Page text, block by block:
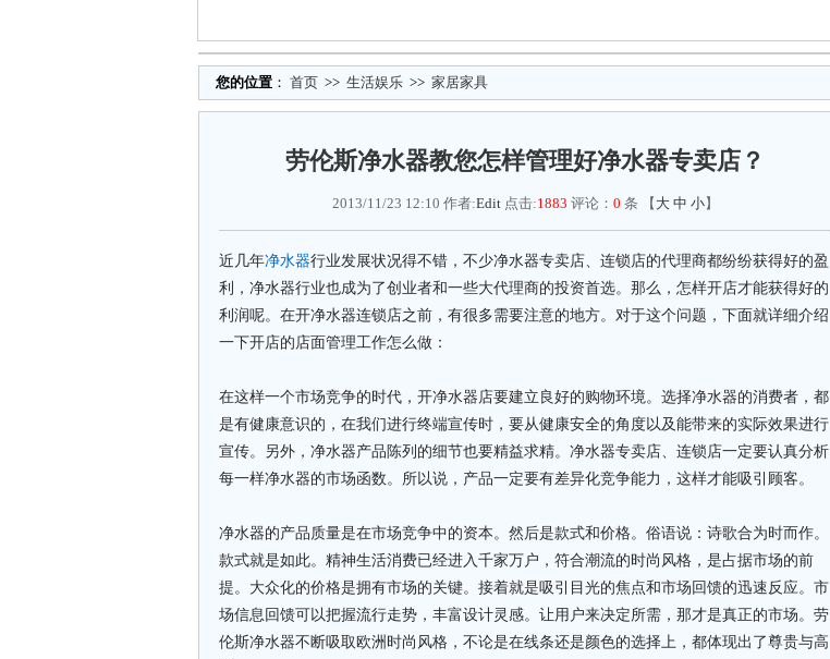
您的位置 ： 首页 >> 生活娱乐 >> 家居家具
劳伦斯净水器教您怎样管理好净水器专卖店？
2013/11/23 12:10 作者:Edit点击:1883 评论： 0 条 【 大 中 小】
近几年净水器行业发展状况得不错，不少净水器专卖店、连锁店的代理商都纷纷获得好的盈
利，净水器行业也成为了创业者和一些大代理商的投资首选。那么，怎样开店才能获得好的
利润呢。在开净水器连锁店之前，有很多需要注意的地方。对于这个问题，下面就详细介绍
一下开店的店面管理工作怎么做：
在这样一个市场竞争的时代，开净水器店要建立良好的购物环境。选择净水器的消费者，都
是有健康意识的，在我们进行终端宣传时，要从健康安全的角度以及能带来的实际效果进行
宣传。另外，净水器产品陈列的细节也要精益求精。净水器专卖店、连锁店一定要认真分析
每一样净水器的市场函数。所以说，产品一定要有差异化竞争能力，这样才能吸引顾客。
净水器的产品质量是在市场竞争中的资本。然后是款式和价格。俗语说：诗歌合为时而作。
款式就是如此。精神生活消费已经进入千家万户，符合潮流的时尚风格，是占据市场的前
提。大众化的价格是拥有市场的关键。接着就是吸引目光的焦点和市场回馈的迅速反应。市
场信息回馈可以把握流行走势，丰富设计灵感。让用户来决定所需，那才是真正的市场。劳
伦斯净水器不断吸取欧洲时尚风格，不论是在线条还是颜色的选择上，都体现出了尊贵与高